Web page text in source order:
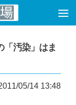
「汚染」はま
05/14 13:48